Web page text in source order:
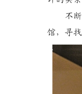
不断“
馆，寻